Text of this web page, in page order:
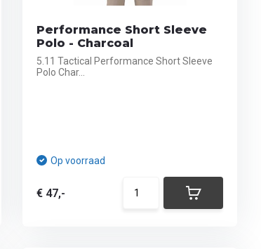
Performance Short Sleeve
Polo - Charcoal
5.11 Tactical Performance Short Sleeve
Polo Char...
Op voorraad
€ 47,-